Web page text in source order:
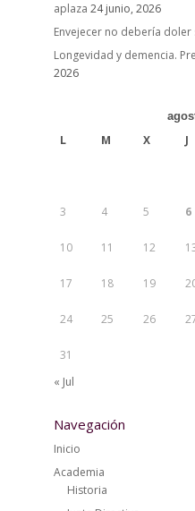
aplaza 24 junio, 2026
Envejecer no debería doler
Longevidad y demencia.
2026
L M X J
3 4 5 6
10 11 12
17 18 19
24 25 26
31
« Jul
Navegación
Inicio
Academia
Historia